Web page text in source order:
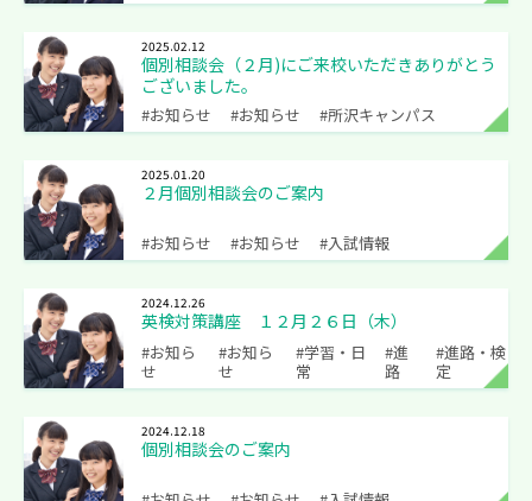
2025.02.12
#お知らせ #お知らせ #所沢キャンパス
個別相談会（２月)にご来校いただきありがとう
ございました。
2025.01.20
#お知らせ #お知らせ #入試情報
２月個別相談会のご案内
2024.12.26
#お知ら
せ
#お知ら
せ
#学習・日
常
#進
路
#進路・検
定
英検対策講座 １２月２６日（木）
2024.12.18
個別相談会のご案内